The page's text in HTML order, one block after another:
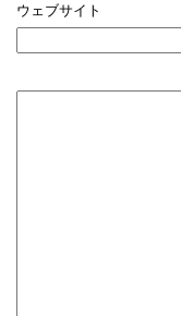
ウェブサイト